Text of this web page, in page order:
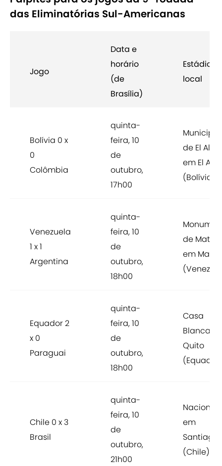
das Eliminatórias Sul-Americanas
Jogo
Data e
horário
(de
Brasília)
Estádio e
local
Bolívia 0 x
0
Colômbia
quinta-
feira, 10
de
outubro,
17h00
Municipal
de El Alto,
em El Alto
(Bolívia)
Venezuela
1 x 1
Argentina
quinta-
feira, 10
de
outubro,
18h00
de
em
Equador 2
x 0
Paraguai
quinta-
feira, 10
de
outubro,
18h00
Casa
Blanca,
Quito
Chile 0 x 3
Brasil
quinta-
feira, 10
de
outubro,
21h00
Nacional,
em
Santiago
(Chile)